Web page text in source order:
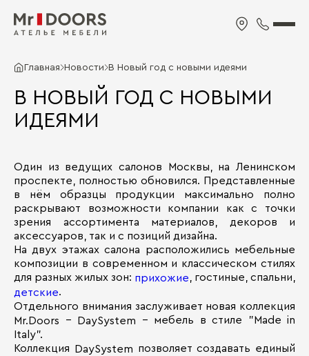
Главная Новости В Новый год с новыми идеями
В НОВЫЙ ГОД С НОВЫМИ
ИДЕЯМИ
Один из ведущих салонов Москвы, на Ленинском
проспекте, полностью обновился. Представленные
в нём образцы продукции максимально полно
раскрывают возможности компании как с точки
зрения ассортимента материалов, декоров и
аксессуаров, так и с позиций дизайна.
На двух этажах салона расположились мебельные
композиции в современном и классическом стилях
для разных жилых зон: прихожие , гостиные, спальни,
детские.
Отдельного внимания заслуживает новая коллекция
Mr.Doors - DaySystem - мебель в стиле "Made in
Italy".
Коллекция
DaySystem позволяет создавать единый